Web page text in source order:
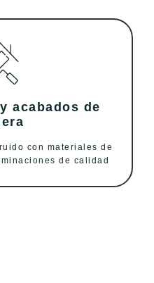
acabados de
con materiales de
de calidad